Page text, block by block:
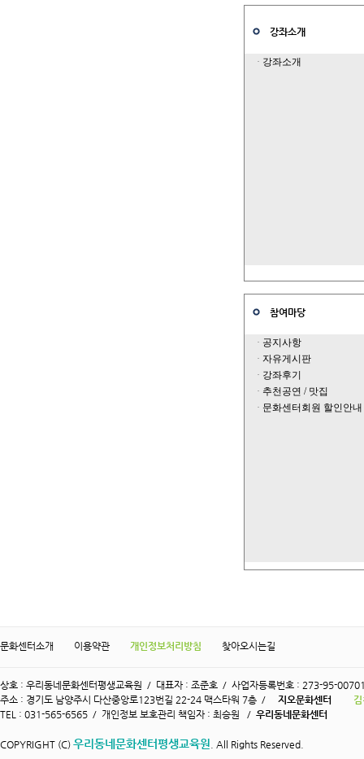
강좌소개
· 강좌소개
참여마당
· 공지사항
· 자유게시판
· 강좌후기
· 추천공연 / 맛집
· 문화센터회원 할인안내
문화센터소개 이용약관 개인정보처리방침 찾아오시는길
상호 : 우리동네문화센터평생교육원 / 대표자 : 조준호 / 사업자등록번호 : 273-95-
주소 : 경기도 남양주시 다산중앙로123번길 22-24 맥스타워 7층 /
지오문화센터
TEL : 031-565-6565 / 개인정보 보호관리 책임자 : 최승원 / 우리동네문화센터
COPYRIGHT (C) 우리동네문화센터평생교육원 . All Rights Reserved.